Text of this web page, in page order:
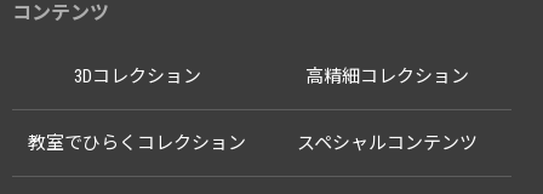
コンテンツ
3Dコレクション 高精細コレクション
教室でひらくコレクション スペシャルコンテンツ